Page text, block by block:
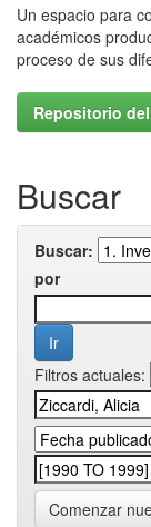
Un espacio para
académicos
proceso de sus
Repositorio del
Buscar
Buscar:
por
Filtros actuales:
Comenzar